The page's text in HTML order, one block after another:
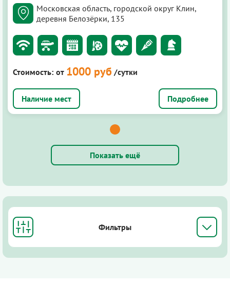
Московская область, городской округ Клин,
деревня Белозёрки, 135
Стоимость: от 1000 руб /сутки
Подробнее
Показать ещё
Фильтры